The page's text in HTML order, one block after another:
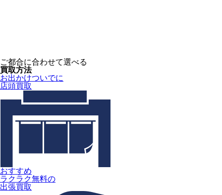
ご都合に合わせて選べる
買取方法
お出かけついでに
店頭買取
おすすめ
ラクラク無料の
出張買取